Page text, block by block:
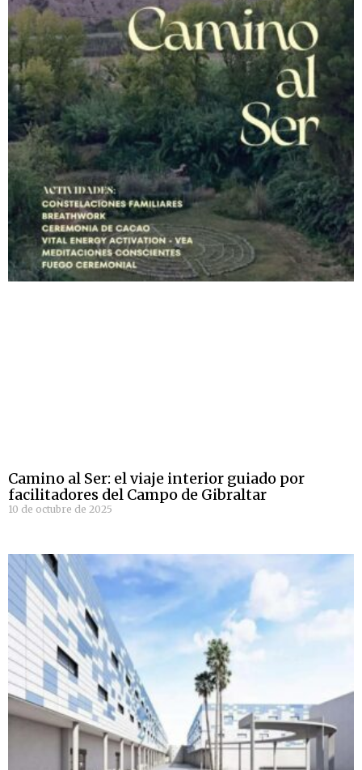
Camino al Ser: el viaje interior guiado por
facilitadores del Campo de Gibraltar
10 de octubre de 2025